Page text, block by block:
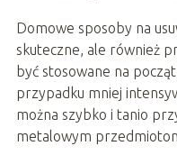
Domowe sposoby na
skuteczne, ale również
być stosowane na
przypadku mniej
można szybko i tanio
metalowym